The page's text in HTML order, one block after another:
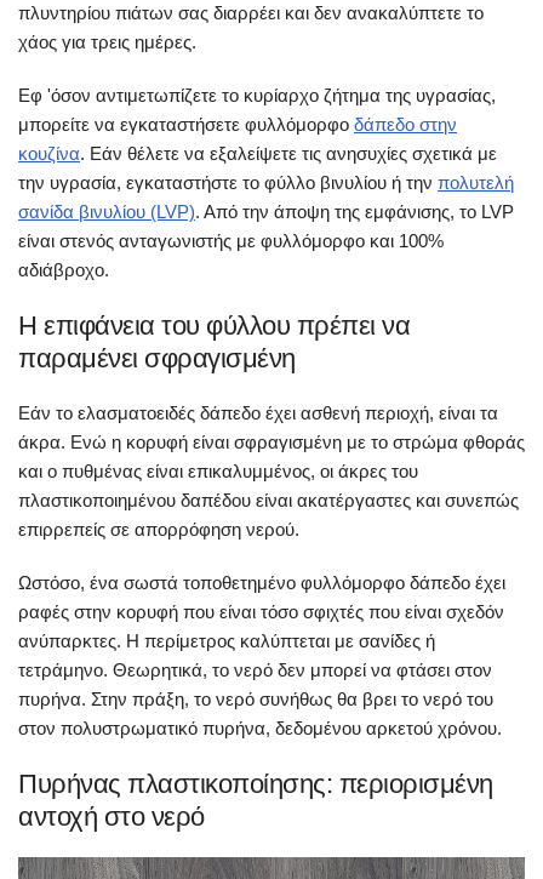
πλυντηρίου πιάτων σας διαρρέει και δεν ανακαλύπτετε το
χάος για τρεις ημέρες.
Εφ 'όσον αντιμετωπίζετε το κυρίαρχο ζήτημα της υγρασίας,
μπορείτε να εγκαταστήσετε φυλλόμορφο δάπεδο στην
κουζίνα. Εάν θέλετε να εξαλείψετε τις ανησυχίες σχετικά με
την υγρασία, εγκαταστήστε το φύλλο βινυλίου ή την πολυτελή
σανίδα βινυλίου (LVP). Από την άποψη της εμφάνισης, το LVP
είναι στενός ανταγωνιστής με φυλλόμορφο και 100%
αδιάβροχο.
Η επιφάνεια του φύλλου πρέπει να
παραμένει σφραγισμένη
Εάν το ελασματοειδές δάπεδο έχει ασθενή περιοχή, είναι τα
άκρα. Ενώ η κορυφή είναι σφραγισμένη με το στρώμα φθοράς
και ο πυθμένας είναι επικαλυμμένος, οι άκρες του
πλαστικοποιημένου δαπέδου είναι ακατέργαστες και συνεπώς
επιρρεπείς σε απορρόφηση νερού.
Ωστόσο, ένα σωστά τοποθετημένο φυλλόμορφο δάπεδο έχει
ραφές στην κορυφή που είναι τόσο σφιχτές που είναι σχεδόν
ανύπαρκτες. Η περίμετρος καλύπτεται με σανίδες ή
τετράμηνο. Θεωρητικά, το νερό δεν μπορεί να φτάσει στον
πυρήνα. Στην πράξη, το νερό συνήθως θα βρει το νερό του
στον πολυστρωματικό πυρήνα, δεδομένου αρκετού χρόνου.
Πυρήνας πλαστικοποίησης: περιορισμένη
αντοχή στο νερό